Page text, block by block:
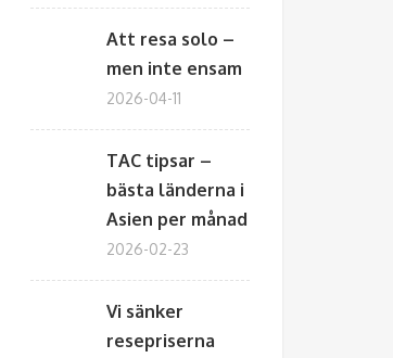
Att resa solo –
men inte ensam
2026-04-11
TAC tipsar –
bästa länderna i
Asien per månad
2026-02-23
Vi sänker
resepriserna